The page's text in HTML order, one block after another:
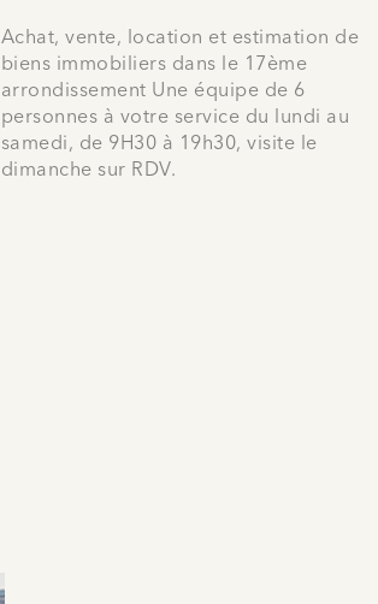
Achat, vente, location et estimation de
biens immobiliers dans le 17ème
arrondissement Une équipe de 6
personnes à votre service du lundi au
samedi, de 9H30 à 19h30, visite le
dimanche sur RDV.